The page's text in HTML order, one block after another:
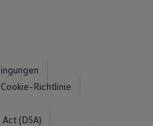
Cookie-Richtlinie
(DSA)